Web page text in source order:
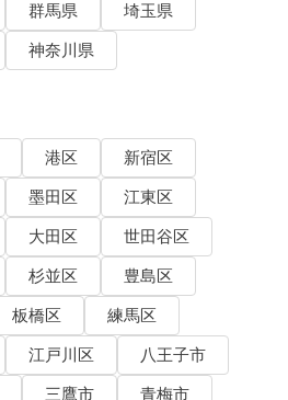
群馬県
埼玉県
神奈川県
港区
新宿区
墨田区
江東区
大田区
世田谷区
杉並区
豊島区
板橋区
練馬区
江戸川区
八王子市
三鷹市
青梅市